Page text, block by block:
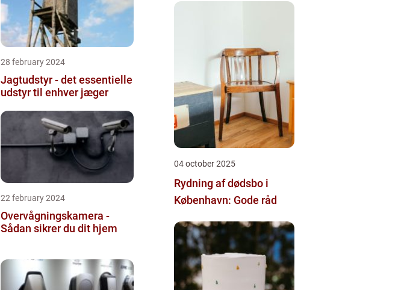
28 february 2024
Jagtudstyr - det essentielle
udstyr til enhver jæger
22 february 2024
Overvågningskamera -
Sådan sikrer du dit hjem
04 october 2025
Rydning af dødsbo i
København: Gode råd